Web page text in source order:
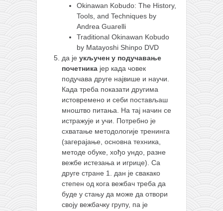
Okinawan Kobudo: The History,
Tools, and Techniques by
Andrea Guarelli
Traditional Okinawan Kobudo
by Matayoshi Shinpo DVD
да је укључен у подучавање
почетника јер када човек
подучава друге највише и научи.
Када треба показати другима
истовремено и себи постављаш
мноштво питања. На тај начин се
истражује и учи. Потребно је
схватање методологије тренинга
(загерајање, основна техника,
методе обуке, хођо ундо, разне
вежбе истезања и игрице). Са
друге стране 1. дан је свакако
степен од кога вежбач треба да
буде у стању да може да отвори
своју вежбачку групу, па је